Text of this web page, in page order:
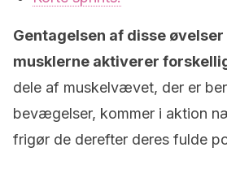
Gentagelsen af disse
musklerne aktiverer
dele af muskelvævet, der er
bevægelser, kommer i aktion
frigør de derefter deres fulde